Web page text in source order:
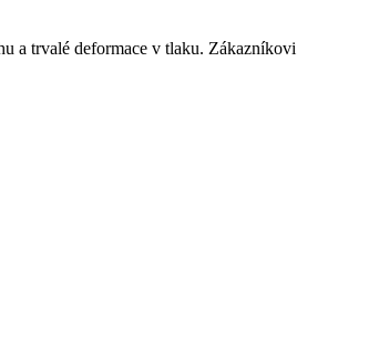
a trvalé deformace v tlaku. Zákazníkovi